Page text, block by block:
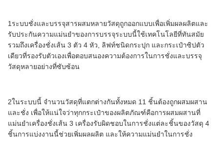
1ระบบชั่งและบรรจุสารผสมหลายวัสดุถูกออกแบบเพื่อเพิ่มผลผลิตและ
รับประกันความแม่นยําของการบรรจุระบบนี้ใช้เทคโนโลยีที่ทันสมัย
รวมถึงเครื่องชั่งเส้น 3 ตัว 4 หัว, ลิฟท์ชนิดกระปุก และกระเป๋าซิปตัว
เดียวที่รองรับตัวเองเพื่อตอบสนองความต้องการในการชั่งและบรรจุ
วัสดุหลายอย่างที่ซับซ้อน
2ในระบบนี้ จํานวนวัสดุที่แตกต่างกันทั้งหมด 11 ชิ้นต้องถูกผสมผสาน
และชั่ง เพื่อให้แน่ใจว่าทุกกระเป๋าของผลิตภัณฑ์คือการผสมผสานที่
แม่นยําเครื่องชั่งเส้น 3 เครื่องรับผิดชอบในการชั่งแต่ละชิ้นของวัสดุ 4
ชิ้นการแบ่งงานนี้ช่วยเพิ่มผลผลิต และให้ความแม่นยําในการชั่ง